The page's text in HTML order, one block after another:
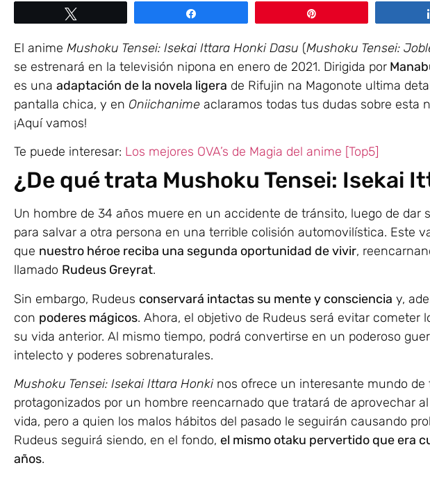
El anime Mushoku Tensei: Isekai Ittara Honki Dasu (Mushoku Tensei:
se estrenará en la televisión nipona en enero de 2021. Dirigida por
es una adaptación de la novela ligera de Rifujin na Magonote ultima
pantalla chica, y en Oniichanime aclaramos todas tus dudas sobre esta
¡Aquí vamos!
Te puede interesar: Los mejores OVA’s de Magia del anime [Top5]
¿De qué trata Mushoku Tensei: Isekai
Un hombre de 34 años muere en un accidente de tránsito, luego de dar
para salvar a otra persona en una terrible colisión automovilística. Este
que nuestro héroe reciba una segunda oportunidad de vivir,
llamado Rudeus Greyrat.
Sin embargo, Rudeus conservará intactas su mente y consciencia y,
con poderes mágicos. Ahora, el objetivo de Rudeus será evitar cometer
su vida anterior. Al mismo tiempo, podrá convertirse en un poderoso
intelecto y poderes sobrenaturales.
Mushoku Tensei: Isekai Ittara Honkinos ofrece un interesante mundo de
protagonizados por un hombre reencarnado que tratará de aprovechar
vida, pero a quien los malos hábitos del pasado le seguirán causando
Rudeus seguirá siendo, en el fondo, el mismo otaku pervertido que era
años.